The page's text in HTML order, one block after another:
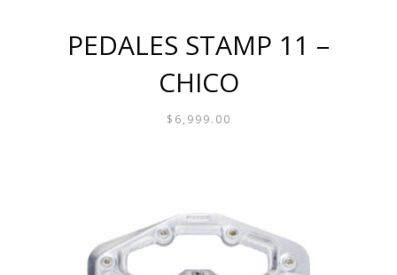
PEDALES STAMP 11 –
CHICO
$ 6,999.00